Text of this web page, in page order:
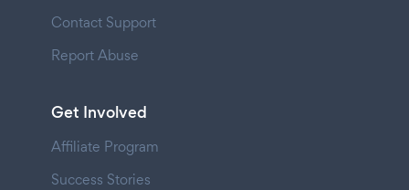
Contact Support
Report Abuse
Get Involved
Affiliate Program
Success Stories